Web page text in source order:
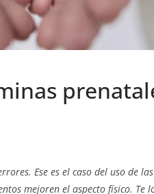
Ese es el caso del uso de
mejoren el aspecto físico. Te